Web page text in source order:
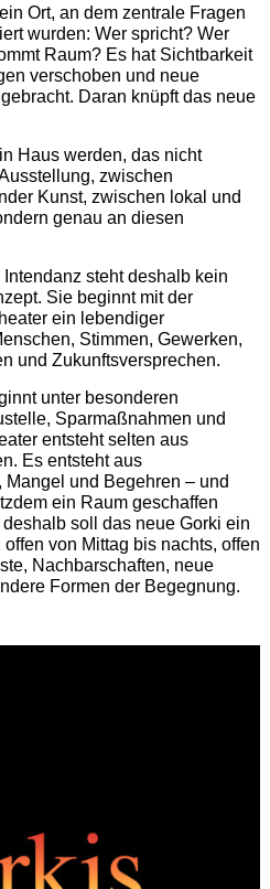
Ort, an dem zentrale Fragen
wurden: Wer spricht? Wer
Raum? Es hat Sichtbarkeit
verschoben und neue
Daran knüpft das neue
Haus werden, das nicht
zwischen
Kunst, zwischen lokal und
genau an diesen
steht deshalb kein
Sie beginnt mit der
ein lebendiger
Stimmen, Gewerken,
und Zukunftsversprechen.
unter besonderen
Sparmaßnahmen und
entsteht selten aus
Es entsteht aus
und Begehren – und
ein Raum geschaffen
soll das neue Gorki ein
von Mittag bis nachts, offen
Nachbarschaften, neue
Formen der Begegnung.